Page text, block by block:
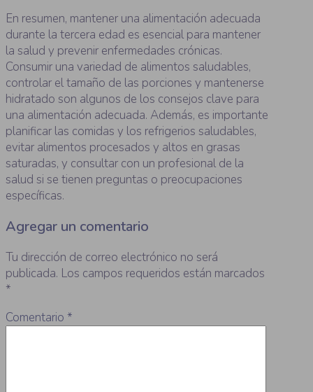
En resumen, mantener una alimentación adecuada
durante la tercera edad es esencial para mantener
la salud y prevenir enfermedades crónicas.
Consumir una variedad de alimentos saludables,
controlar el tamaño de las porciones y mantenerse
hidratado son algunos de los consejos clave para
una alimentación adecuada. Además, es importante
planificar las comidas y los refrigerios saludables,
evitar alimentos procesados y altos en grasas
saturadas, y consultar con un profesional de la
salud si se tienen preguntas o preocupaciones
específicas.
Agregar un comentario
Tu dirección de correo electrónico no será
publicada. Los campos requeridos están marcados
*
Comentario *